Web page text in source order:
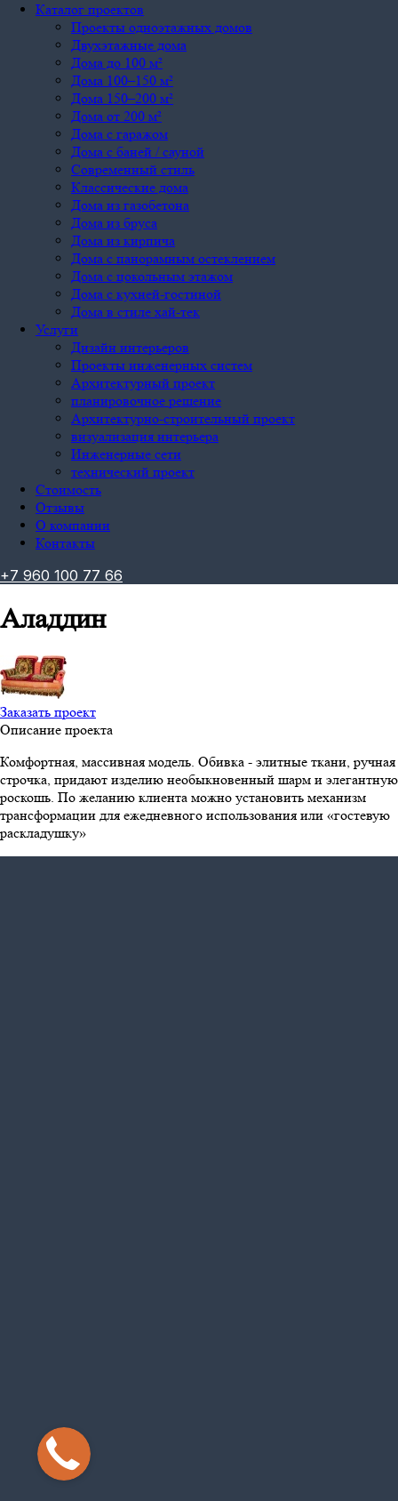
Каталог проектов
Проекты одноэтажных домов
Двухэтажные дома
Дома до 100 м²
Дома 100–150 м²
Дома 150–200 м²
Дома от 200 м²
Дома с гаражом
Дома с баней / сауной
Современный стиль
Классические дома
Дома из газобетона
Дома из бруса
Дома из кирпича
Дома с панорамным остеклением
Дома с цокольным этажом
Дома с кухней-гостиной
Дома в стиле хай-тек
Услуги
Дизайн интерьеров
Проекты инженерных систем
Архитектурный проект
планировочное решение
Архитектурно-строительный проект
визуализация интерьера
Инженерные сети
технический проект
Стоимость
Отзывы
О компании
Контакты
+7 960 100 77 66
Аладдин
Заказать проект
Описание проекта
Комфортная, массивная модель. Обивка - элитные ткани, ручная
строчка, придают изделию необыкновенный шарм и элегантную
роскошь. По желанию клиента можно установить механизм
трансформации для ежедневного использования или «гостевую
раскладушку»